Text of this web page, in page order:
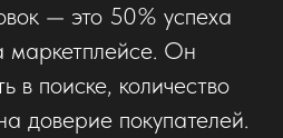
— это 50% успеха
маркетплейсе. Он
в поиске, количество
доверие покупателей.